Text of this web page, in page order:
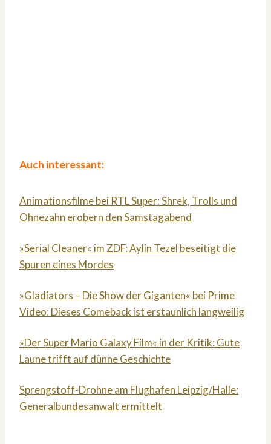
Auch interessant:
Animationsfilme bei RTL Super: Shrek, Trolls und
Ohnezahn erobern den Samstagabend
»Serial Cleaner« im ZDF: Aylin Tezel beseitigt die
Spuren eines Mordes
»Gladiators – Die Show der Giganten« bei Prime
Video: Dieses Comeback ist erstaunlich langweilig
»Der Super Mario Galaxy Film« in der Kritik: Gute
Laune trifft auf dünne Geschichte
Sprengstoff-Drohne am Flughafen Leipzig/Halle:
Generalbundesanwalt ermittelt